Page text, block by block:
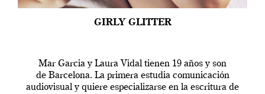
GIRLY GLITTER
Mar Garcia y Laura Vidal tienen 19 años y son
de Barcelona. La primera estudia comunicación
audiovisual y quiere especializarse en la escritura de